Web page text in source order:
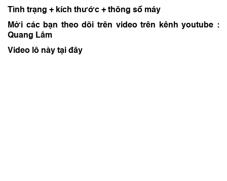
Tình trạng + kích thước + thông số máy
Mời các bạn theo dõi trên video trên kênh youtube :
Quang Lâm
Video lô này tại đây